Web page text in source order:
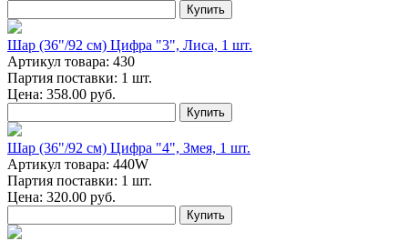
Купить
Шар (36"/92 см) Цифра "3", Лиса, 1 шт.
Артикул товара: 430
Партия поставки: 1 шт.
Цена: 358.00 руб.
Купить
Шар (36"/92 см) Цифра "4", Змея, 1 шт.
Артикул товара: 440W
Партия поставки: 1 шт.
Цена: 320.00 руб.
Купить